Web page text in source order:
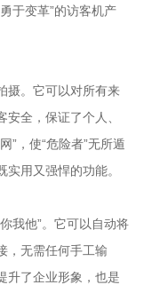
于变革”的访客机产
摄。它可以对所有来
全，保证了个人、
”，使“危险者”无所遁
用又强悍的功能。
我他”。它可以自动将
，无需任何手工输
升了企业形象，也是